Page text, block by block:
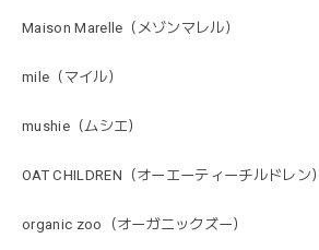
Maison Marelle（メゾンマレル）
mile（マイル）
mushie（ムシエ）
OAT CHILDREN（オーエーティーチルドレン）
organic zoo（オーガニックズー）